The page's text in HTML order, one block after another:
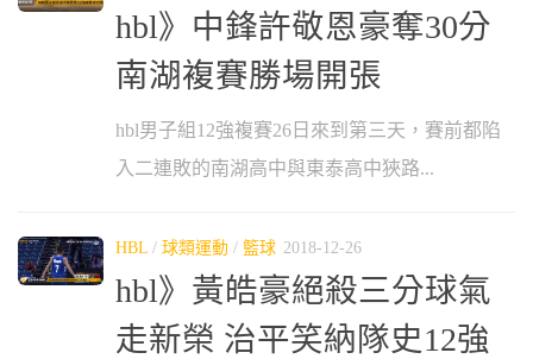
hbl》中鋒許敬恩豪奪30分
南湖複賽勝場開張
hbl男子組12強複賽26日來到第三天，賽前都陷
入二連敗的南湖高中與東泰高中狹路...
HBL / 球類運動 / 籃球 2018-12-26
hbl》黃皓豪絕殺三分球氣
走新榮 治平笑納隊史12強